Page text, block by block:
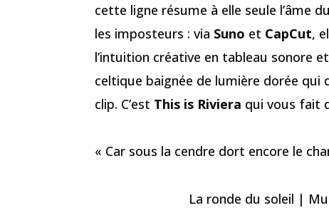
cette ligne résume à elle seule l’âme
les imposteurs : via Suno et CapCut,
l’intuition créative en tableau sonore
celtique baignée de lumière dorée qui
clip. C’est This is Riviera qui vous fait
« Car sous la cendre dort encore le
La ronde du soleil |